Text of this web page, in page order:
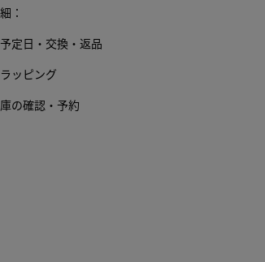
：
定日・交換・返品
ッピング
の確認・予約